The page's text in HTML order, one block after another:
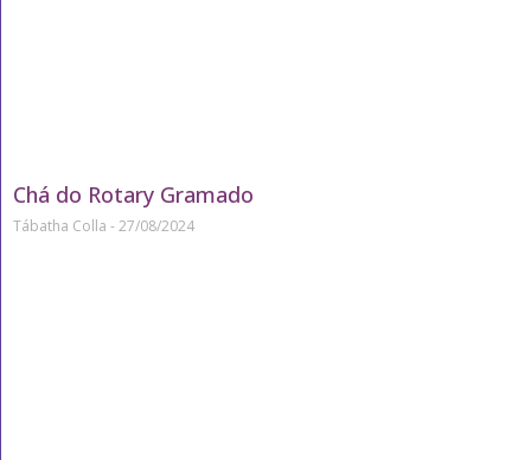
Chá do Rotary Gramado
Tábatha Colla 27/08/2024